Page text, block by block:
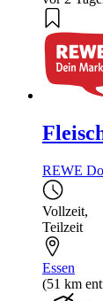
REWE
Vollzeit,
Teilzeit
Essen
(51 km